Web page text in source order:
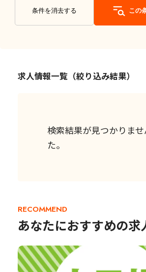
条件を消去する この
求人情報一覧（絞り込み結果）
検索結果が見つかりませ
た。
RECOMMEND
あなたにおすすめの求